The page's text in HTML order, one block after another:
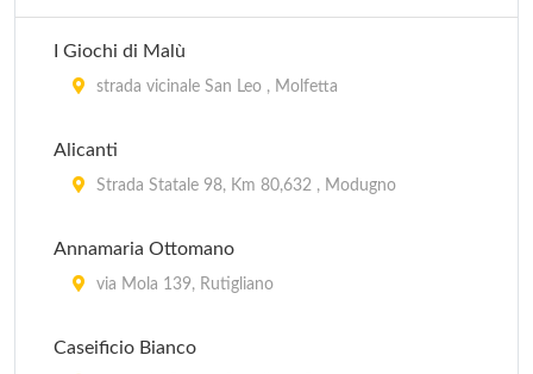
I Giochi di Malù
strada vicinale San Leo , Molfetta
Alicanti
Strada Statale 98, Km 80,632 , Modugno
Annamaria Ottomano
via Mola 139, Rutigliano
Caseificio Bianco